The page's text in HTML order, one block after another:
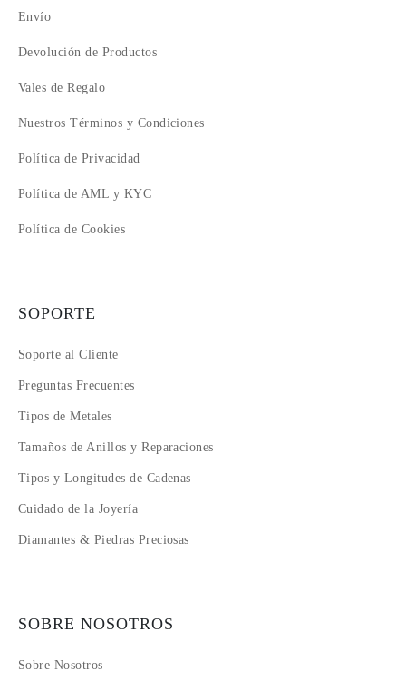
Envío
Devolución de Productos
Vales de Regalo
Nuestros Términos y Condiciones
Política de Privacidad
Política de AML y KYC
Política de Cookies
SOPORTE
Soporte al Cliente
Preguntas Frecuentes
Tipos de Metales
Tamaños de Anillos y Reparaciones
Tipos y Longitudes de Cadenas
Cuidado de la Joyería
Diamantes & Piedras Preciosas
SOBRE NOSOTROS
Sobre Nosotros